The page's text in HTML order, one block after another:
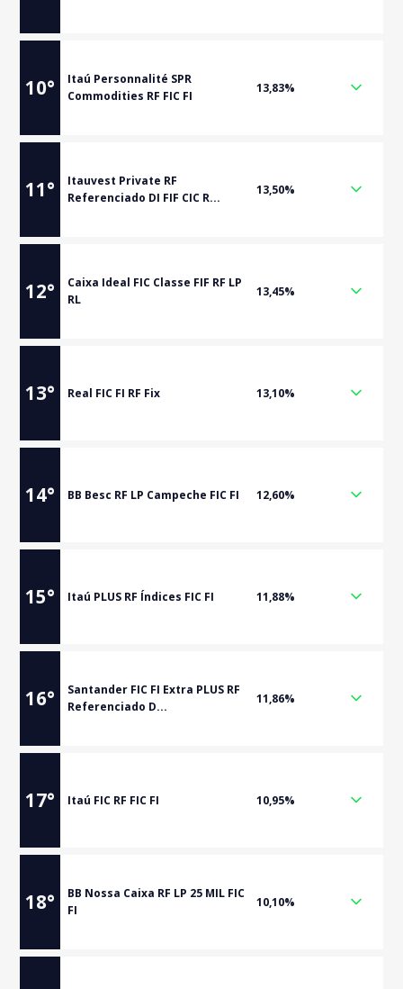
10°
Itaú Personnalité SPR
Commodities RF FIC FI
13,83%
11°
Itauvest Private RF
Referenciado DI FIF CIC R...
13,50%
12°
Caixa Ideal FIC Classe FIF RF LP
RL
13,45%
13° Real FIC FI RF Fix 13,10%
14° BB Besc RF LP Campeche FIC FI 12,60%
15° Itaú PLUS RF Índices FIC FI 11,88%
16°
Santander FIC FI Extra PLUS RF
Referenciado D...
11,86%
17° Itaú FIC RF FIC FI 10,95%
18°
BB Nossa Caixa RF LP 25 MIL FIC
FI
10,10%